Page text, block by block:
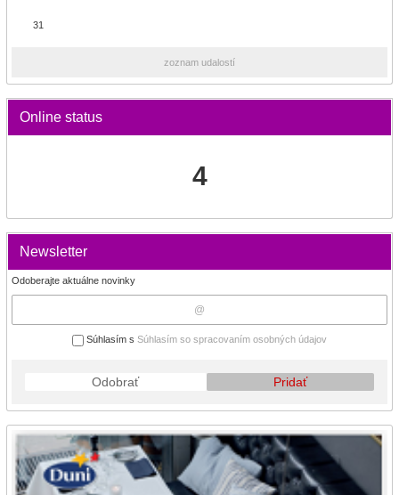
31
zoznam udalostí
Online status
4
Newsletter
Odoberajte aktuálne novinky
Súhlasím s Súhlasím so spracovaním osobných údajov
Odobrať Pridať